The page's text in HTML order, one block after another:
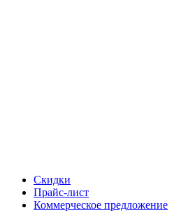
Скидки
Прайс-лист
Коммерческое предложение